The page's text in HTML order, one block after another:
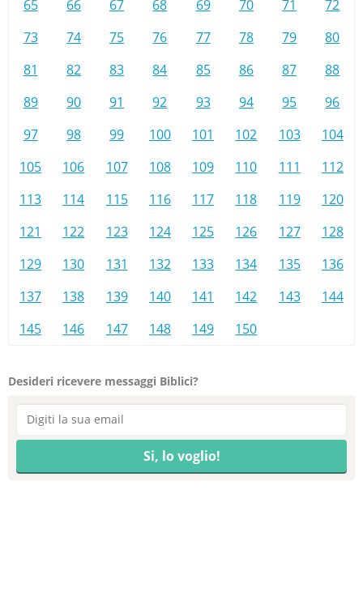
65
66 67 68 69 70 71
72
73
74 75 76 77 78 79
80
81
82 83 84 85 86 87
88
89
90 91 92 93 94 95
96
97
98 99 100 101 102 103
104
105
106 107 108 109 110 111
112
113
114 115 116 117 118 119
120
121
122 123 124 125 126 127
128
129
130 131 132 133 134 135
136
137
138 139 140 141 142 143
144
145
146 147 148 149 150
Desideri ricevere messaggi Biblici?